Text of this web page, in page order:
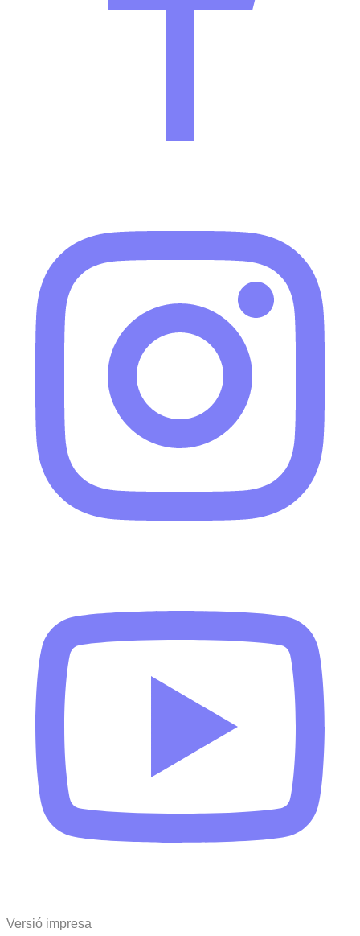
Versió impresa